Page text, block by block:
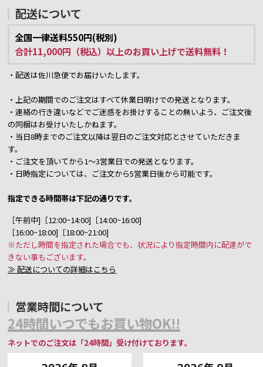
配送について
全国一律送料550円(税別)
合計11,000円（税込）以上のお買い上げで送料無料！
・配送は佐川急便でお届けいたします。
・上記の期間でのご注文はすべて休業日明けでの発送となります。
・連絡の行き違いなどでご迷惑をお掛けすることの無いよう、ご注文後
の同梱はお受けいたしかねます。
・当日8時までのご注文以降は翌日のご注文対応とさせていただきま
す。
・ご注文を頂いてから1～3営業日での発送となります。
・日時指定については、ご注文から5営業日後から可能です。
指定できる時間帯は下記の通りです。
［午前中]［12:00~14:00]［14:00~16:00]
［16:00~18:00]［18:00~21:00]
※ただし時間を指定された場合でも、状況により指定時間内に配達がで
きない事もございます。
≫ 配送についての詳細はこちら
営業時間について
24時間いつでもお買い物OK!!
ネットでのご注文は「24時間」受け付けております。